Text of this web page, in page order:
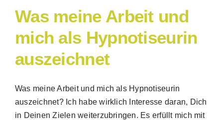
Was meine Arbeit und
mich als Hypnotiseurin
auszeichnet
Was meine Arbeit und mich als Hypnotiseurin
auszeichnet? Ich habe wirklich Interesse daran, Dich
in Deinen Zielen weiterzubringen. Es erfüllt mich mit